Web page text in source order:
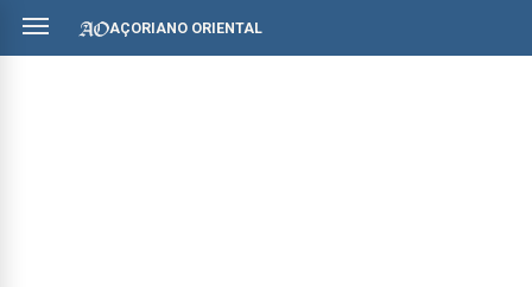
AÇORIANO ORIENTAL